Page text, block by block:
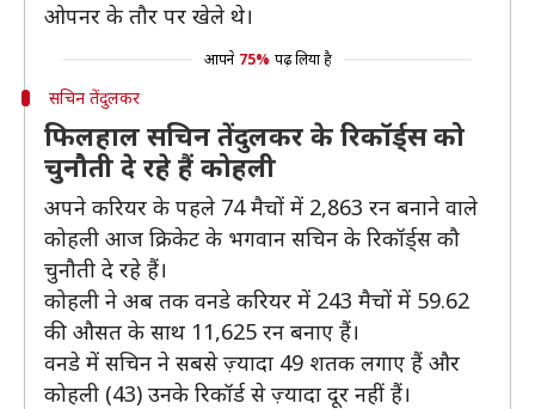
ओपनर के तौर पर खेले थे।
आपने 75% पढ़ लिया है
सचिन तेंदुलकर
फिलहाल सचिन तेंदुलकर के रिकॉर्ड्स को
चुनौती दे रहे हैं कोहली
अपने करियर के पहले 74 मैचों में 2,863 रन बनाने वाले
कोहली आज क्रिकेट के भगवान सचिन के रिकॉर्ड्स कौ
चुनौती दे रहे हैं।
कोहली ने अब तक वनडे करियर में 243 मैचों में 59.62
की औसत के साथ 11,625 रन बनाए हैं।
वनडे में सचिन ने सबसे ज़्यादा 49 शतक लगाए हैं और
कोहली (43) उनके रिकॉर्ड से ज़्यादा दूर नहीं हैं।